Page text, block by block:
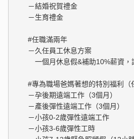
－結婚祝賀禮金
－生育禮金
#任職滿兩年
－久任員工休息方案
一個月休息假&補助10%薪資，讓
#專為職場爸媽著想的特別福利（
－孕後期遠端工作（3個月）
－產後彈性遠端工作（3個月）
－小孩0-2歲彈性遠端工作
－小孩3-6歲彈性工時